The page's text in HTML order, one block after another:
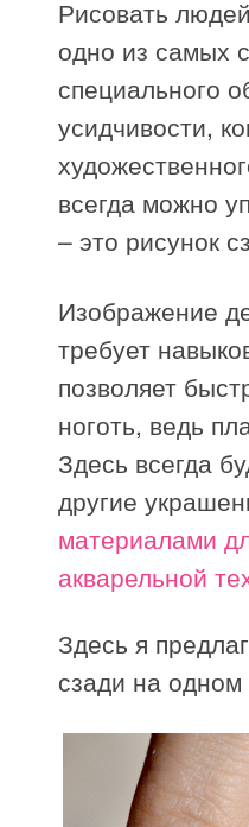
Рисовать
одно из самых
специального
усидчивости,
всегда можно
– это рисунок
Изображение
требует
позволяет
ноготь, ведь
Здесь всегда
другие
материалами
акварельной
Здесь я
сзади на одном